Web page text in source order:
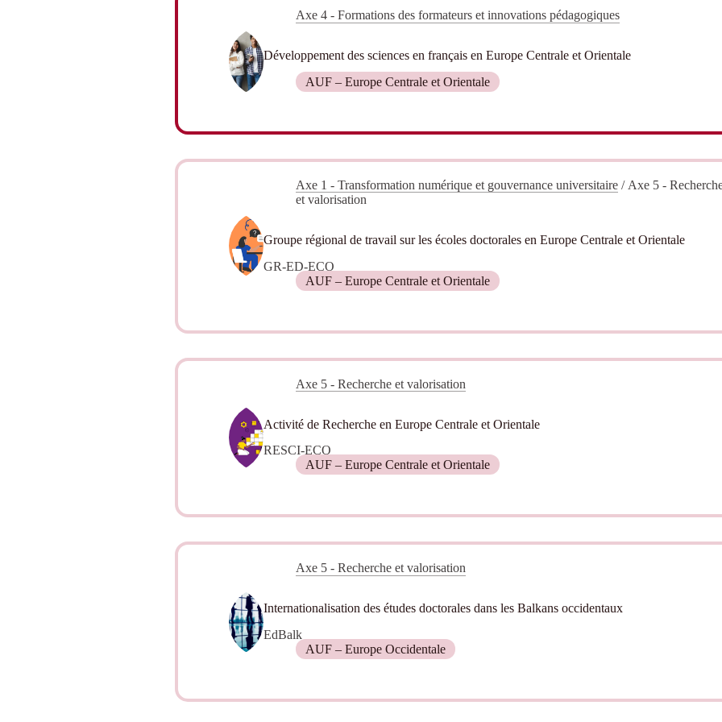
Axe 4 - Formations des formateurs et innovations pédagogiques
Développement des sciences en français en Europe Centrale et Orientale
AUF – Europe Centrale et Orientale
Axe 1 - Transformation numérique et gouvernance universitaire/ Axe 5 -
et valorisation
Groupe régional de travail sur les écoles doctorales en Europe Centrale et Orientale
GR-ED-ECO
AUF – Europe Centrale et Orientale
Axe 5 - Recherche et valorisation
Activité de Recherche en Europe Centrale et Orientale
RESCI-ECO
AUF – Europe Centrale et Orientale
Axe 5 - Recherche et valorisation
Internationalisation des études doctorales dans les Balkans occidentaux
EdBalk
AUF – Europe Occidentale